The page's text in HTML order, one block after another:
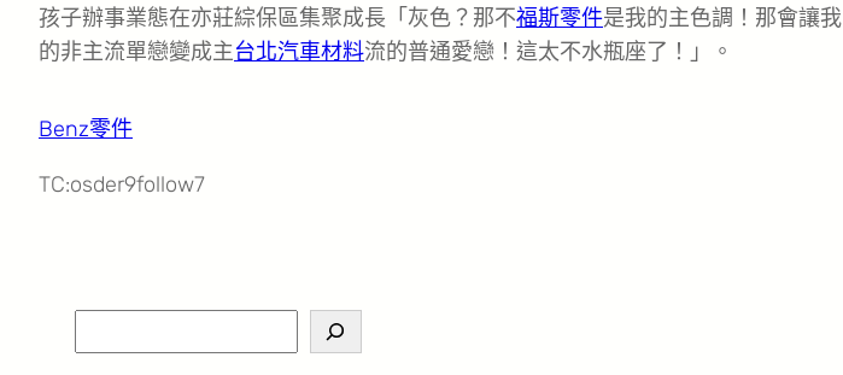
孩子辦事業態在亦莊綜保區集聚成長「灰色？那不福斯零件是我的主色調！那會讓我
的非主流單戀變成主台北汽車材料流的普通愛戀！這太不水瓶座了！」。
Benz零件
TC:osder9follow7
e